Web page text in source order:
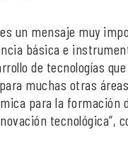
es un mensaje muy
básica e
de tecnologías
muchas otras
para la formación
tecnológica”,